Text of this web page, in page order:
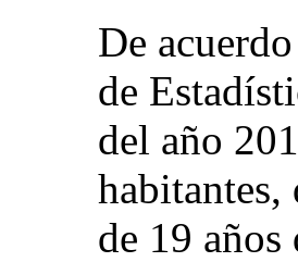
De
de
del año
habitantes,
de 19 años